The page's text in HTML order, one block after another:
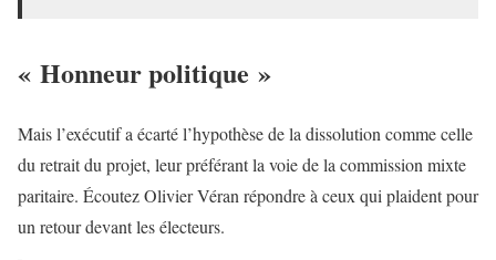
« Honneur politique »
Mais l’exécutif a écarté l’hypothèse de la dissolution comme celle
du retrait du projet, leur préférant la voie de la commission mixte
paritaire. Écoutez Olivier Véran répondre à ceux qui plaident pour
un retour devant les électeurs.